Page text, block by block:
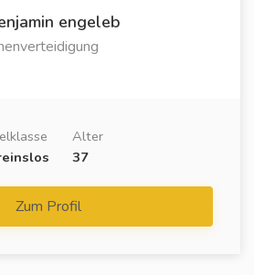
engeleb
Alter
37
Zum Profil